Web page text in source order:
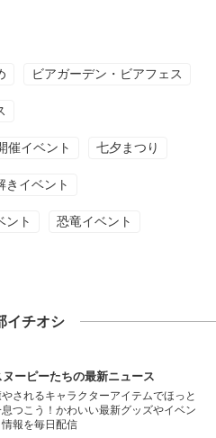
ビアガーデン・ビアフェス
催イベント 七夕まつり
きイベント
ント 恐竜イベント
イチオシ
ヌーピーたちの最新ニュース
されるキャラクターアイテムでほっと
つこう！かわいい最新グッズやイベン
情報を毎日配信